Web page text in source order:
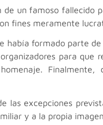
un famoso fallecido
fines meramente
había formado parte
para que
Finalmente,
las excepciones
y a la propia